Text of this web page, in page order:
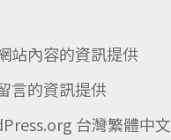
站內容的資訊提供
言的資訊提供
台灣繁體中文